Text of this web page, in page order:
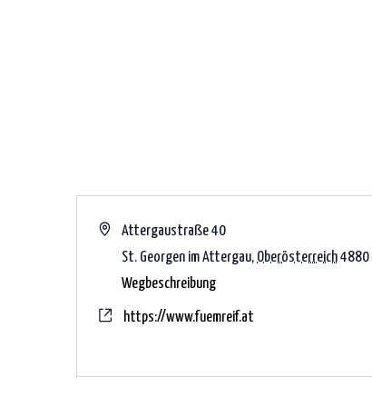
AdresseAttergaustraße 40
St. Georgen im Attergau, Oberösterreich4880
Wegbeschreibung
Webseitehttps://www.fuemreif.at